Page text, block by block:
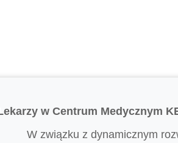
w Centrum Medycznym
W związku z dynamicznym